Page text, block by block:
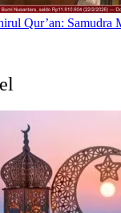
Qur’an: Samudra